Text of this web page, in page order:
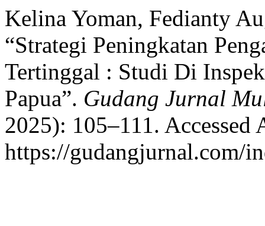
Kelina Yoman, Fedianty
“Strategi Peningkatan
Tertinggal : Studi Di
Papua”. Gudang Jurnal
2025): 105–111. Accessed
https://gudangjurnal.com/